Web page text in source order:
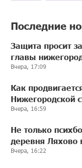
Последние
Защита просит
главы
Вчера, 17:09
Как
Нижегородской
Вчера, 16:59
Не только
деревня Ляхово
Вчера, 16:22